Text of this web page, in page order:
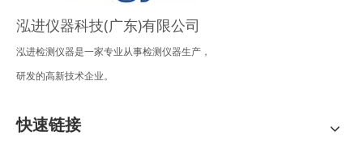
泓进仪器科技(广东)有限公司
泓进检测仪器是一家专业从事检测仪器生产，
研发的高新技术企业。
快速链接